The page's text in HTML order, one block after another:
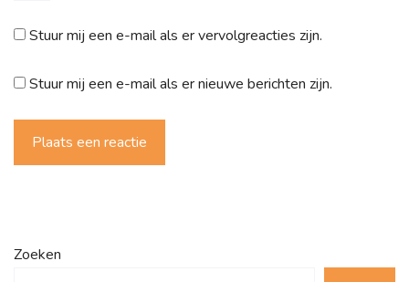
Stuur mij een e-mail als er vervolgreacties zijn.
Stuur mij een e-mail als er nieuwe berichten zijn.
Plaats een reactie
Zoeken